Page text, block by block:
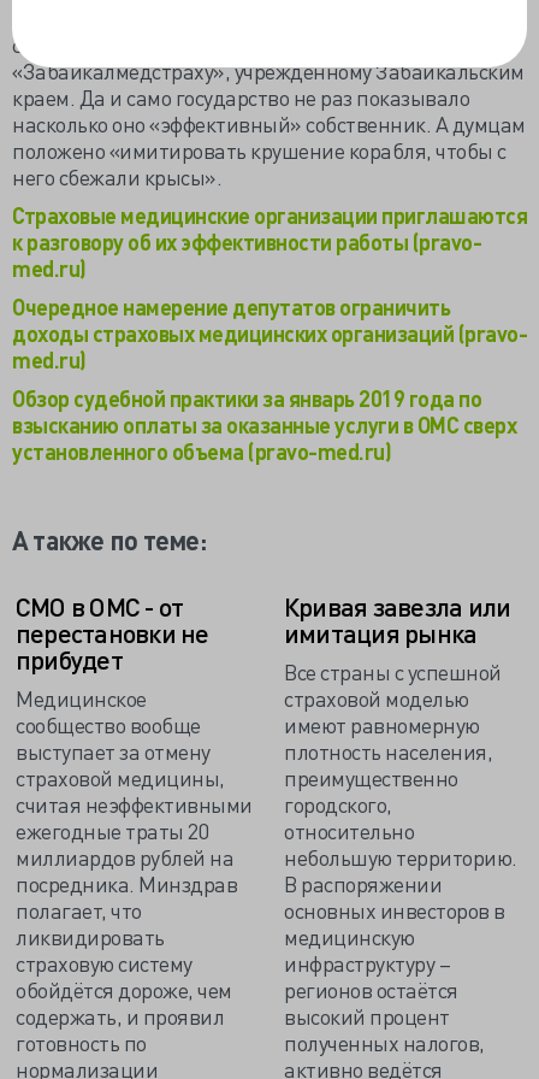
страховых компаний, подобных
«Забайкалмедстраху», учреждённому Забайкальским
краем. Да и само государство не раз показывало
насколько оно «эффективный» собственник. А думцам
положено «имитировать крушение корабля, чтобы с
него сбежали крысы».
Страховые медицинские организации приглашаются
к разговору об их эффективности работы (pravo-
med.ru)
Очередное намерение депутатов ограничить
доходы страховых медицинских организаций (pravo-
med.ru)
Обзор судебной практики за январь 2019 года по
взысканию оплаты за оказанные услуги в ОМС сверх
установленного объема (pravo-med.ru)
А также по теме:
СМО в ОМС - от
перестановки не
прибудет
Медицинское
сообщество вообще
выступает за отмену
страховой медицины,
считая неэффективными
ежегодные траты 20
миллиардов рублей на
посредника. Минздрав
полагает, что
ликвидировать
страховую систему
обойдётся дороже, чем
содержать, и проявил
готовность по
нормализации
Кривая завезла или
имитация рынка
Все страны с успешной
страховой моделью
имеют равномерную
плотность населения,
преимущественно
городского,
относительно
небольшую территорию.
В распоряжении
основных инвесторов в
медицинскую
инфраструктуру –
регионов остаётся
высокий процент
полученных налогов,
активно ведётся